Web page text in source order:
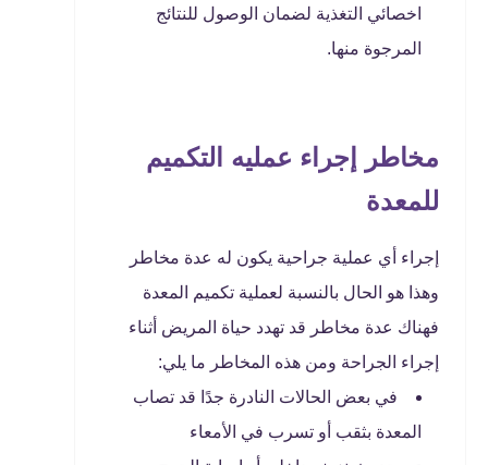
اخصائي التغذية لضمان الوصول للنتائج
المرجوة منها.
مخاطر إجراء عمليه التكميم
للمعدة
إجراء أي عملية جراحية يكون له عدة مخاطر
وهذا هو الحال بالنسبة لعملية تكميم المعدة
فهناك عدة مخاطر قد تهدد حياة المريض أثناء
إجراء الجراحة ومن هذه المخاطر ما يلي:
في بعض الحالات النادرة جدًا قد تصاب
المعدة بثقب أو تسرب في الأمعاء